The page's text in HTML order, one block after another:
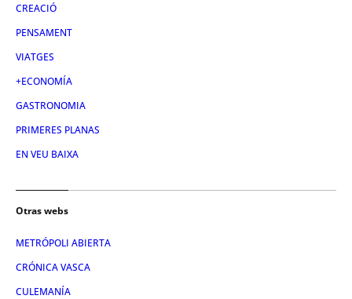
CREACIÓ
PENSAMENT
VIATGES
+ECONOMÍA
GASTRONOMIA
PRIMERES PLANAS
EN VEU BAIXA
Otras webs
METRÓPOLI ABIERTA
CRÓNICA VASCA
CULEMANÍA